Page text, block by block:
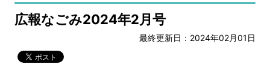
広報なごみ2024年2月号
最終更新日：2024年02月01日